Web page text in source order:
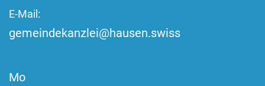
E-Mail:
gemeindekanzlei@hausen.swiss
Mo